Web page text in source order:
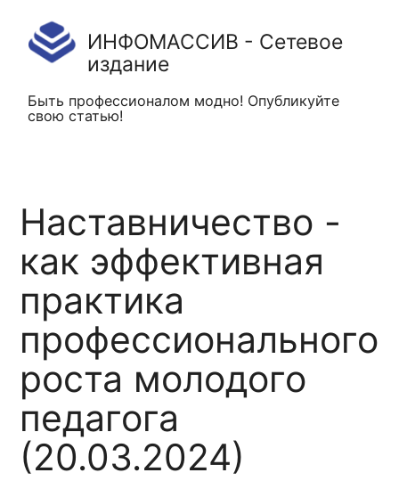
ИНФОМАССИВ - Сетевое
издание
Быть профессионалом модно! Опубликуйте
свою статью!
Наставничество -
как эффективная
практика
профессионального
роста молодого
педагога
(20.03.2024)